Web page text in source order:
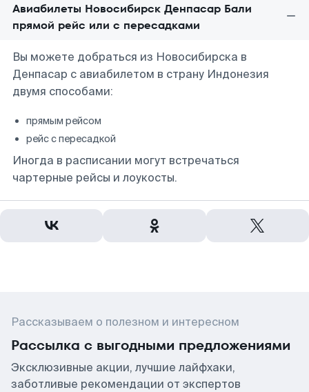
Авиабилеты Новосибирск Денпасар Бали
прямой рейс или с пересадками
Вы можете добраться из Новосибирска в
Денпасар с авиабилетом в страну Индонезия
двумя способами:
прямым рейсом
рейс с пересадкой
Иногда в расписании могут встречаться
чартерные рейсы и лоукосты.
Рассказываем о полезном и интересном
Рассылка с выгодными предложениями
Эксклюзивные акции, лучшие лайфхаки,
заботливые рекомендации от экспертов